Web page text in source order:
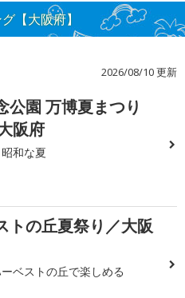
【大阪府】
2026/08/10 更新
公園 万博夏まつり
阪府
和な夏
トの丘夏祭り／大阪
ベストの丘で楽しめる